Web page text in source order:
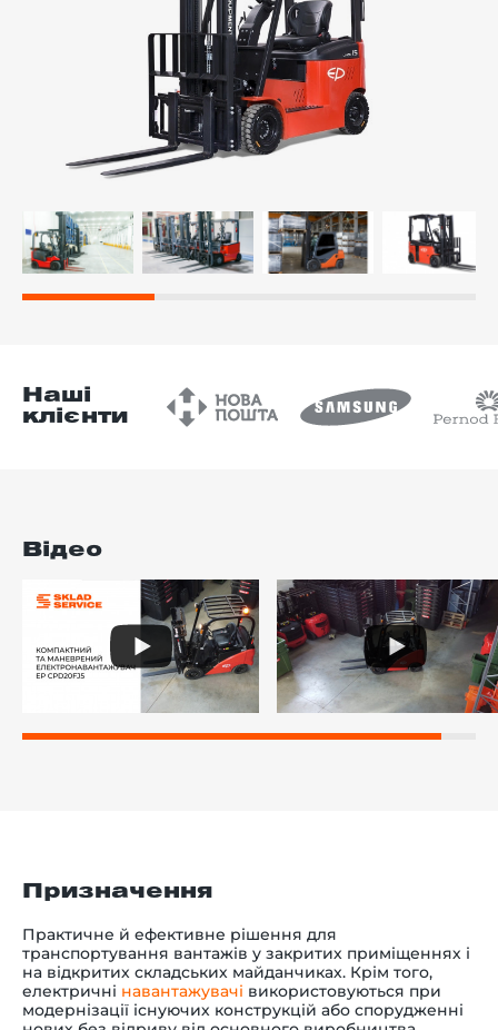
Наші
клієнти
Відео
Призначення
Практичне й ефективне рішення для
транспортування вантажів у закритих приміщеннях і
на відкритих складських майданчиках. Крім того,
електричні навантажувачі використовуються при
модернізації існуючих конструкцій або спорудженні